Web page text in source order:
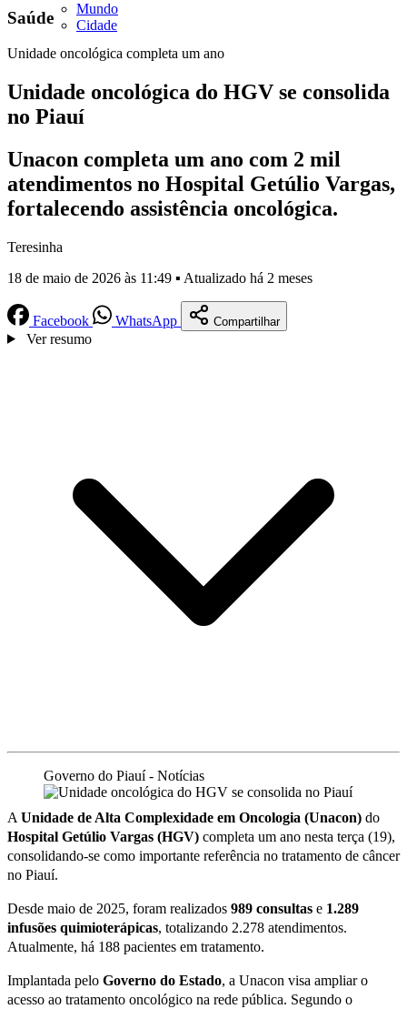
Mundo
Cidade
Saúde
Unidade oncológica completa um ano
Unidade oncológica do HGV se consolida
no Piauí
Unacon completa um ano com 2 mil
atendimentos no Hospital Getúlio Vargas,
fortalecendo assistência oncológica.
Teresinha
18 de maio de 2026 às 11:49 ▪ Atualizado há 2 meses
Facebook WhatsApp Compartilhar
Ver resumo
Governo do Piauí - Notícias
A Unidade de Alta Complexidade em Oncologia (Unacon) do
Hospital Getúlio Vargas (HGV) completa um ano nesta terça (19),
consolidando-se como importante referência no tratamento de câncer
no Piauí.
Desde maio de 2025, foram realizados 989 consultas e 1.289
infusões quimioterápicas, totalizando 2.278 atendimentos.
Atualmente, há 188 pacientes em tratamento.
Implantada pelo Governo do Estado, a Unacon visa ampliar o
acesso ao tratamento oncológico na rede pública. Segundo o